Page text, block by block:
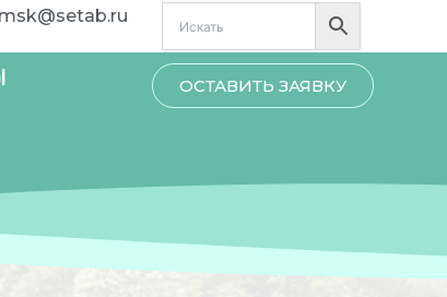
msk@setab.ru
ОСТАВИТЬ ЗАЯВКУ